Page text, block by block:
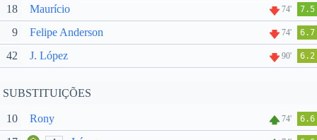
18 Maurício 74' 7.5
9 Felipe Anderson 74' 6.7
42 J. López 90' 6.2
SUBSTITUIÇÕES
10 Rony 74' 6.6